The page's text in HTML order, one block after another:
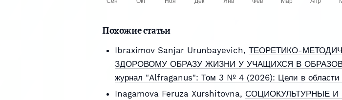
Похожие статьи
Ibraximov Sanjar Urunbayevich, ТЕОРЕТИКО-
ЗДОРОВОМУ ОБРАЗУ ЖИЗНИ У УЧАЩИХСЯ В
журнал "Alfraganus": Том 3 № 4 (2026): Цели в области
Inagamova Feruza Xurshitovna, СОЦИОКУЛЬТУРНЫЕ